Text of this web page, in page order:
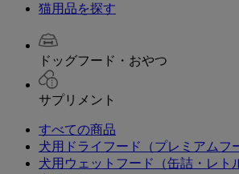
猫用品を探す
ドッグフード・おやつ
サプリメント
すべての商品
犬用ドライフード（プレミアムフ
犬用ウェットフード（缶詰・レト